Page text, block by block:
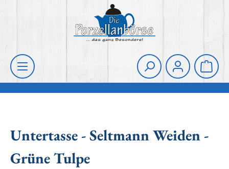
Hauptinhalt springen
Untertasse - Seltmann Weiden -
Grüne Tulpe